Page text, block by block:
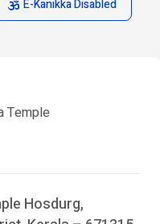
E-Kanikka Disabled
Temple
Hosdurg,